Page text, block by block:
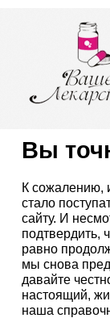
Вы
К сожалению,
стало
сайту. И
подтвердить,
равно
мы снова
давайте
настоящий,
наша